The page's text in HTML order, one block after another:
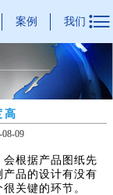
案例 我们 
高
09
根据产品图纸先
品的设计有没有
关键的环节。